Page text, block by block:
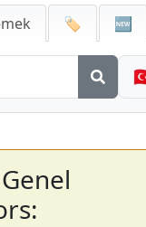
🏷️ 🆕